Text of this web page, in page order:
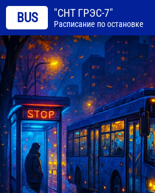
BUS "СНТ ГРЭС-7"
Расписание по остановке